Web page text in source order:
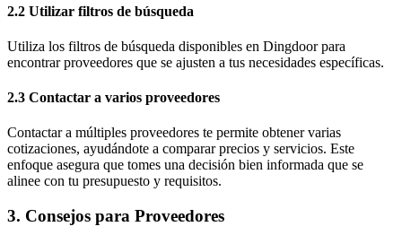
2.2 Utilizar filtros de búsqueda
Utiliza los filtros de búsqueda disponibles en Dingdoor para
encontrar proveedores que se ajusten a tus necesidades específicas.
2.3 Contactar a varios proveedores
Contactar a múltiples proveedores te permite obtener varias
cotizaciones, ayudándote a comparar precios y servicios. Este
enfoque asegura que tomes una decisión bien informada que se
alinee con tu presupuesto y requisitos.
3. Consejos para Proveedores